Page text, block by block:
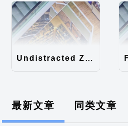
Undistracted Zen主题汉化包
最新文章 同类文章